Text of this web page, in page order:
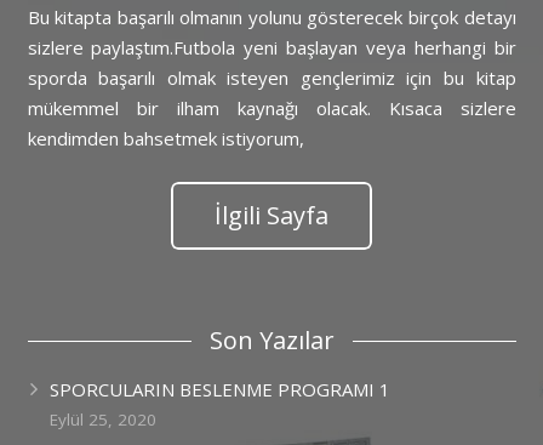
Bu kitapta başarılı olmanın yolunu gösterecek birçok detayı
sizlere paylaştım.Futbola yeni başlayan veya herhangi bir
sporda başarılı olmak isteyen gençlerimiz için bu kitap
mükemmel bir ilham kaynağı olacak. Kısaca sizlere
kendimden bahsetmek istiyorum,
İlgili Sayfa
Son Yazılar
SPORCULARIN BESLENME PROGRAMI 1
Eylül 25, 2020